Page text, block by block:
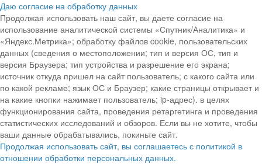
Даю согласие на обработку данных
Продолжая использовать наш сайт, вы даете согласие на
использование аналитической системы «Спутник/Аналитика» и
«Яндекс.Метрика»; обработку файлов cookie, пользовательских
данных (сведения о местоположении; тип и версия ОС, тип и
версия Браузера; тип устройства и разрешение его экрана;
источник откуда пришел на сайт пользователь; с какого сайта или
по какой рекламе; язык ОС и Браузер; какие страницы открывает и
на какие кнопки нажимает пользователь; ip-адрес). в целях
функционирования сайта, проведения ретаргетинга и проведения
статистических исследований и обзоров. Если вы не хотите, чтобы
ваши данные обрабатывались, покиньте сайт.
Продолжая использовать сайт, вы соглашаетесь с политикой в
отношении обработки персональных данных.